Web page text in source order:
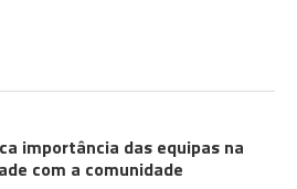
importância das equipas na
com a comunidade